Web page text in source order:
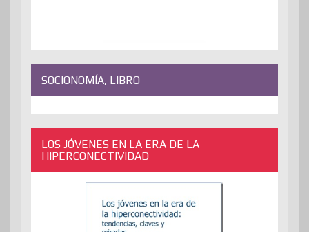
SOCIONOMÍA, LIBRO
LOS JÓVENES EN LA ERA DE LA
HIPERCONECTIVIDAD